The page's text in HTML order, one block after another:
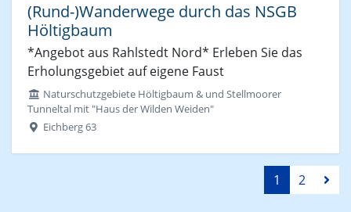
(Rund-)Wanderwege durch das NSGB
Höltigbaum
*Angebot aus Rahlstedt Nord* Erleben Sie das
Erholungsgebiet auf eigene Faust
Naturschutzgebiete Höltigbaum & und Stellmoorer
Tunneltal mit "Haus der Wilden Weiden"
Eichberg 63
1 2